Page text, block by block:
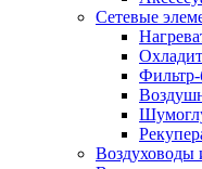
Сетевые
Воздуховоды